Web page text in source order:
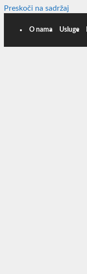
Preskoči na sadržaj
O nama Usluge